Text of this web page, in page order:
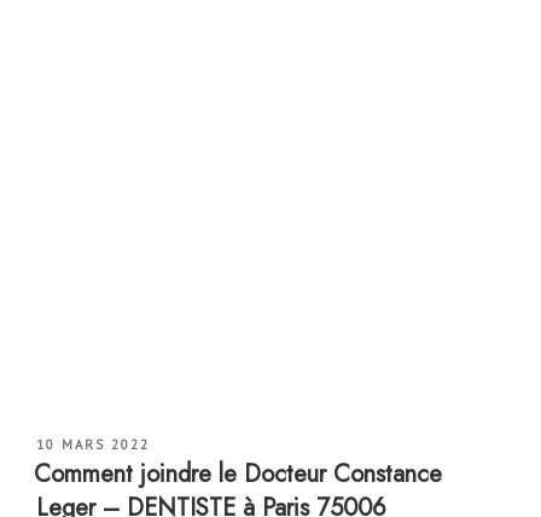
PUBLIÉ
LE
10 MARS 2022
Comment joindre le Docteur Constance
Leger – DENTISTE à Paris 75006